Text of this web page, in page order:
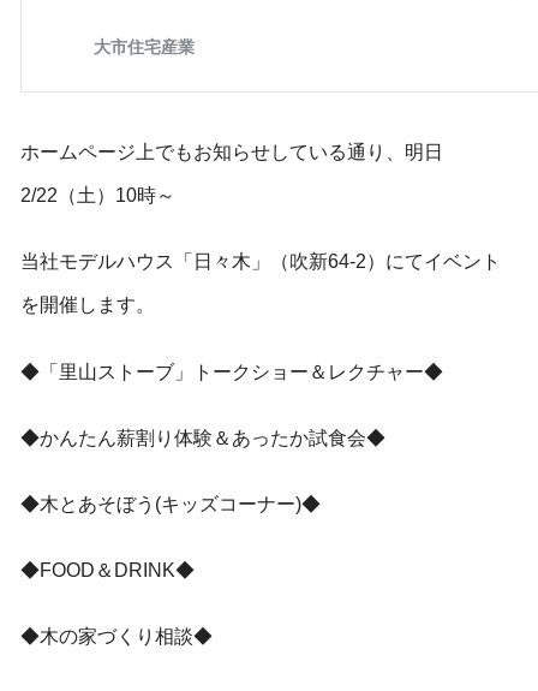
ホームページ上でもお知らせしている通り、明日
2/22（土）10時～
当社モデルハウス「日々木」（吹新64-2）にてイベント
を開催します。
◆「里山ストーブ」トークショー＆レクチャー◆
◆かんたん薪割り体験＆あったか試食会◆
◆木とあそぼう(キッズコーナー)◆
◆FOOD＆DRINK◆
◆木の家づくり相談◆